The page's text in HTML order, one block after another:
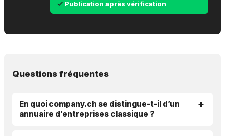
Publication après vérification
Questions fréquentes
En quoi company.ch se distingue-t-il d’un
annuaire d’entreprises classique ?